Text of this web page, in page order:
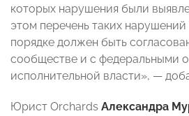
которых нарушения были
этом перечень таких
порядке должен быть
сообществе и с федеральными
исполнительной власти», —
Юрист Orchards Александра